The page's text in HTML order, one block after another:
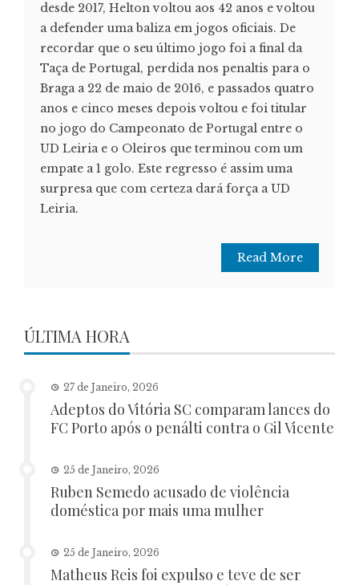
desde 2017, Helton voltou aos 42 anos e voltou
a defender uma baliza em jogos oficiais. De
recordar que o seu último jogo foi a final da
Taça de Portugal, perdida nos penaltis para o
Braga a 22 de maio de 2016, e passados quatro
anos e cinco meses depois voltou e foi titular
no jogo do Campeonato de Portugal entre o
UD Leiria e o Oleiros que terminou com um
empate a 1 golo. Este regresso é assim uma
surpresa que com certeza dará força a UD
Leiria.
Read More
ÚLTIMA HORA
27 de Janeiro, 2026
Adeptos do Vitória SC comparam lances do
FC Porto após o penálti contra o Gil Vicente
25 de Janeiro, 2026
Ruben Semedo acusado de violência
doméstica por mais uma mulher
25 de Janeiro, 2026
Matheus Reis foi expulso e teve de ser